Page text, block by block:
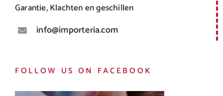
Garantie, Klachten en geschillen
info@importeria.com
FOLLOW US ON FACEBOOK